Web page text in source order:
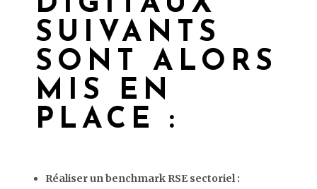
SUIVANTS
SONT ALORS
MIS EN
PLACE :
Réaliser un benchmark RSE sectoriel :